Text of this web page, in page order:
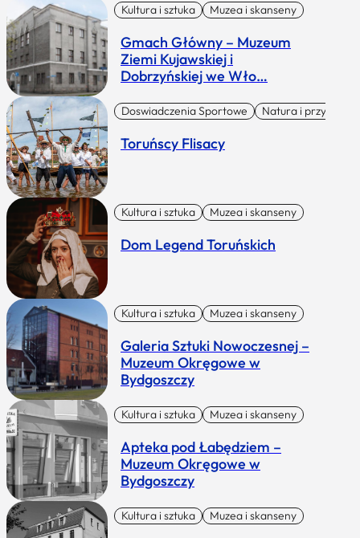
Kultura i sztuka Muzea i skanseny
Gmach Główny – Muzeum
Ziemi Kujawskiej i
Dobrzyńskiej we Wło…
Doswiadczenia Sportowe Natura i przygoda
Toruńscy Flisacy
Kultura i sztuka Muzea i skanseny
Dom Legend Toruńskich
Kultura i sztuka Muzea i skanseny
Galeria Sztuki Nowoczesnej –
Muzeum Okręgowe w
Bydgoszczy
Kultura i sztuka Muzea i skanseny
Apteka pod Łabędziem –
Muzeum Okręgowe w
Bydgoszczy
Kultura i sztuka Muzea i skanseny